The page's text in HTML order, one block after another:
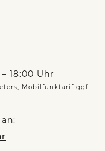
18:00 Uhr
Mobilfunktarif ggf.